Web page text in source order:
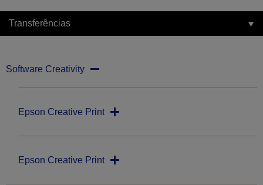
Transferências
Software Creativity
Epson Creative Print
Epson Creative Print